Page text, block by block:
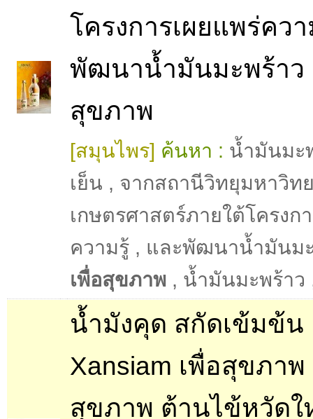
โครงการเผยแพร่คว
พัฒนาน้ำมันมะพร้าว
สุขภาพ
[สมุนไพร] ค้นหา : น้ำมันมะ
เย็น , จากสถานีวิทยุมหาวิท
เกษตรศาสตร์ภายใต้โครงก
ความรู้ , และพัฒนาน้ำมันม
เพื่อสุขภาพ , น้ำมันมะพร้าว
น้ำมังคุด สกัดเข้มข้น
Xansiam เพื่อสุขภาพ
สุขภาพ ต้านไข้หวัด